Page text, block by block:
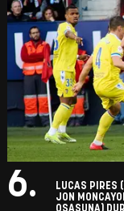
6.
LUCAS PIRES
JON
OSASUNA)